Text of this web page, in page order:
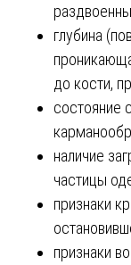
глубина
до кости,
состояние
наличие
частицы
признаки
признаки